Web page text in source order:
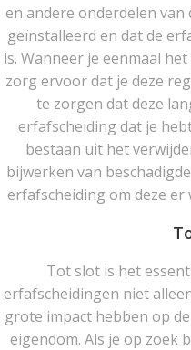
en andere onderdelen
geïnstalleerd en dat de
is. Wanneer je eenmaal
zorg ervoor dat je deze
te zorgen dat deze
erfafscheiding dat je
bestaan uit het
bijwerken van
erfafscheiding om deze er
Tot slot is het
erfafscheidingen niet
grote impact hebben op
eigendom. Als je op zoek